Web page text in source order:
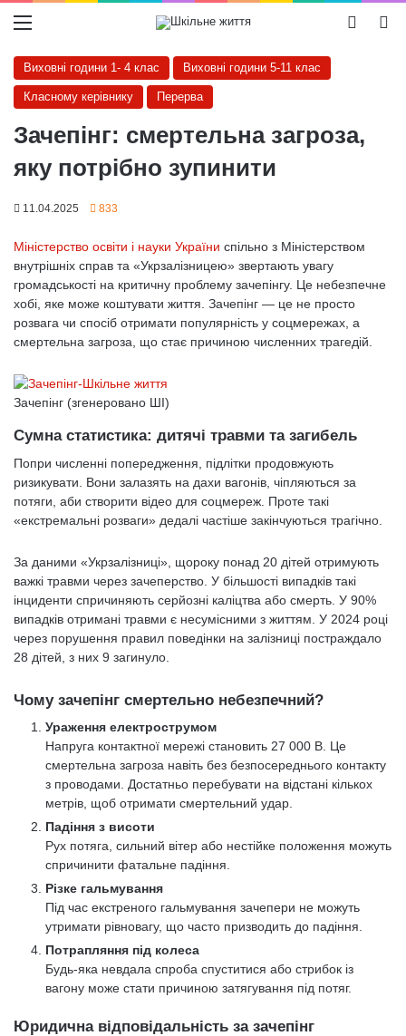
Меню
Виховні години 1- 4 клас Виховні години 5-11 клас
Класному керівнику Перерва
Зачепінг: смертельна загроза,
яку потрібно зупинити
11.04.2025 833
Міністерство освіти і науки України спільно з Міністерством
внутрішніх справ та «Укрзалізницею» звертають увагу
громадськості на критичну проблему зачепінгу. Це небезпечне
хобі, яке може коштувати життя. Зачепінг — це не просто
розвага чи спосіб отримати популярність у соцмережах, а
смертельна загроза, що стає причиною численних трагедій.
Зачепінг (згенеровано ШІ)
Сумна статистика: дитячі травми та загибель
Попри численні попередження, підлітки продовжують
ризикувати. Вони залазять на дахи вагонів, чіпляються за
потяги, аби створити відео для соцмереж. Проте такі
«екстремальні розваги» дедалі частіше закінчуються трагічно.
За даними «Укрзалізниці», щороку понад 20 дітей отримують
важкі травми через зачеперство. У більшості випадків такі
інциденти спричиняють серйозні каліцтва або смерть. У 90%
випадків отримані травми є несумісними з життям. У 2024 році
через порушення правил поведінки на залізниці постраждало
28 дітей, з них 9 загинуло.
Чому зачепінг смертельно небезпечний?
Ураження електрострумом
Напруга контактної мережі становить 27 000 В. Це
смертельна загроза навіть без безпосереднього контакту
з проводами. Достатньо перебувати на відстані кількох
метрів, щоб отримати смертельний удар.
Падіння з висоти
Рух потяга, сильний вітер або нестійке положення можуть
спричинити фатальне падіння.
Різке гальмування
Під час екстреного гальмування зачепери не можуть
утримати рівновагу, що часто призводить до падіння.
Потрапляння під колеса
Будь-яка невдала спроба спуститися або стрибок із
вагону може стати причиною затягування під потяг.
Юридична відповідальність за зачепінг